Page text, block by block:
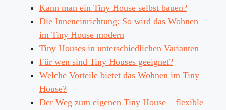
Kann man ein Tiny House selbst bauen?
Die Inneneinrichtung: So wird das Wohnen
im Tiny House modern
Tiny Houses in unterschiedlichen Varianten
Für wen sind Tiny Houses geeignet?
Welche Vorteile bietet das Wohnen im Tiny
House?
Der Weg zum eigenen Tiny House – flexible